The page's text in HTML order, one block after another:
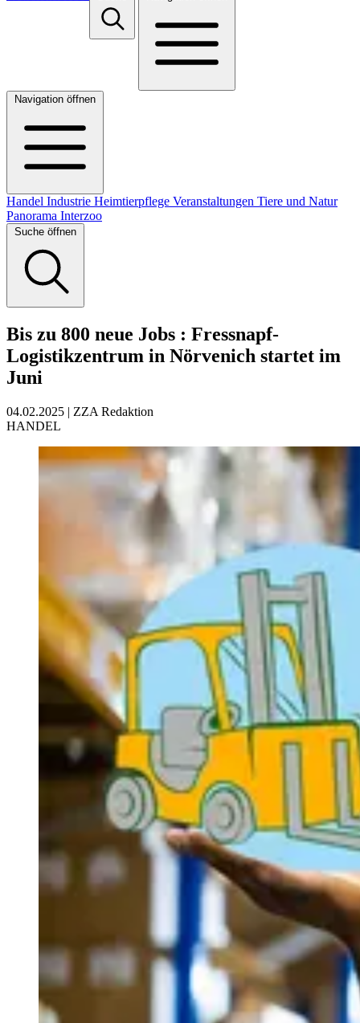
Navigation öffnen
Handel Industrie Heimtierpflege Veranstaltungen Tiere und Natur
Panorama Interzoo
Suche öffnen
Bis zu 800 neue Jobs : Fressnapf-
Logistikzentrum in Nörvenich startet im
Juni
04.02.2025 | ZZA Redaktion
HANDEL